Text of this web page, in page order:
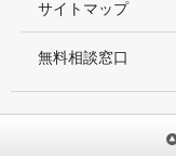
サイトマップ
無料相談窓口